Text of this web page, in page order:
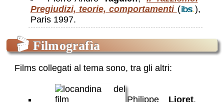
Pregiudizi, teorie, comportamenti (
),
Paris 1997.
🎬 Filmografìa
Films collegati al tema sono, tra gli altri:
Philippe Lioret,